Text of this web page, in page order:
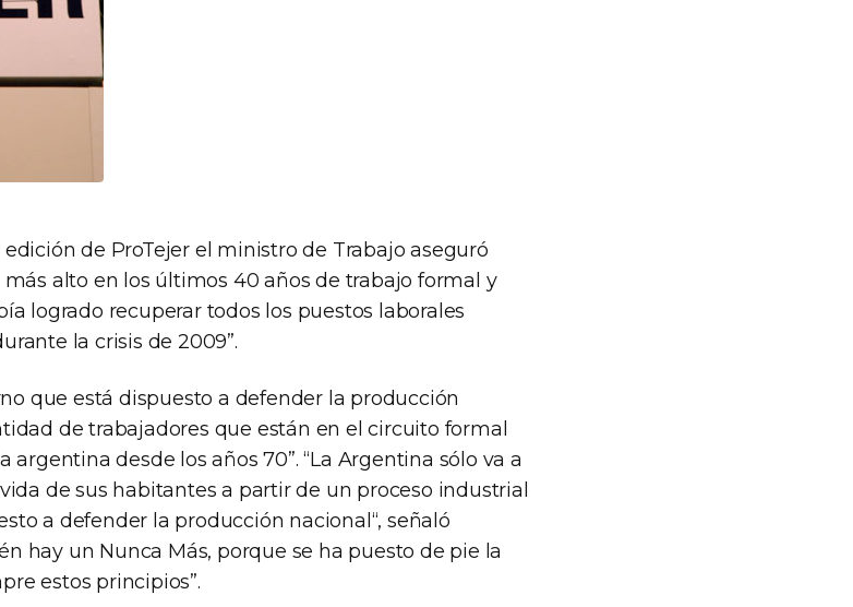
de ProTejer el ministro de Trabajo aseguró
alto en los últimos 40 años de trabajo formal y
logrado recuperar todos los puestos laborales
la crisis de 2009”.
que está dispuesto a defender la producción
de trabajadores que están en el circuito formal
argentina desde los años 70”. “La Argentina sólo va a
de sus habitantes a partir de un proceso industrial
a defender la producción nacional“, señaló
hay un Nunca Más, porque se ha puesto de pie la
estos principios”.